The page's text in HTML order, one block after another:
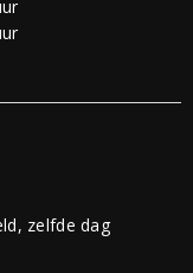
zelfde dag